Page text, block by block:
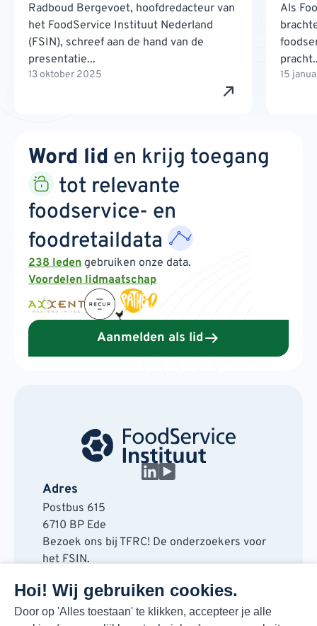
Hoi! Wij gebruiken cookies.
Door op 'Alles toestaan' te klikken, accepteer je alle
Radboud Bergevoet, hoofdredacteur van
het FoodService Instituut Nederland
(FSIN), schreef aan de hand van de
presentatie...
13 oktober 2025
Als
15
Word lid en krijg toegang
tot relevante
foodservice- en
foodretaildata
238 leden gebruiken onze data.
Voordelen lidmaatschap
Aanmelden als lid
Adres
Postbus 615
6710 BP Ede
Bezoek ons bij TFRC! De onderzoekers voor
het FSIN.
6717 LT Ede
Contact